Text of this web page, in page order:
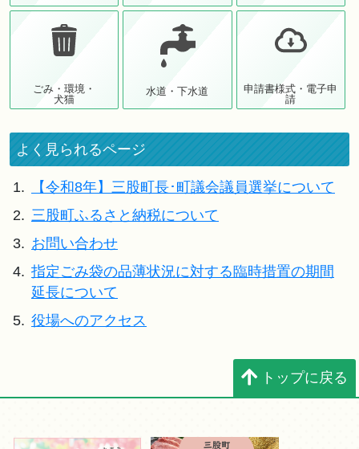
ごみ・環境・
犬猫
水道・下水道
申請書様式・電子申
請
よく見られるページ
1.
【令和8年】三股町長･町議会議員選挙について
2. 三股町ふるさと納税について
3. お問い合わせ
4. 指定ごみ袋の品薄状況に対する臨時措置の期間
延長について
5. 役場へのアクセス
トップに戻る